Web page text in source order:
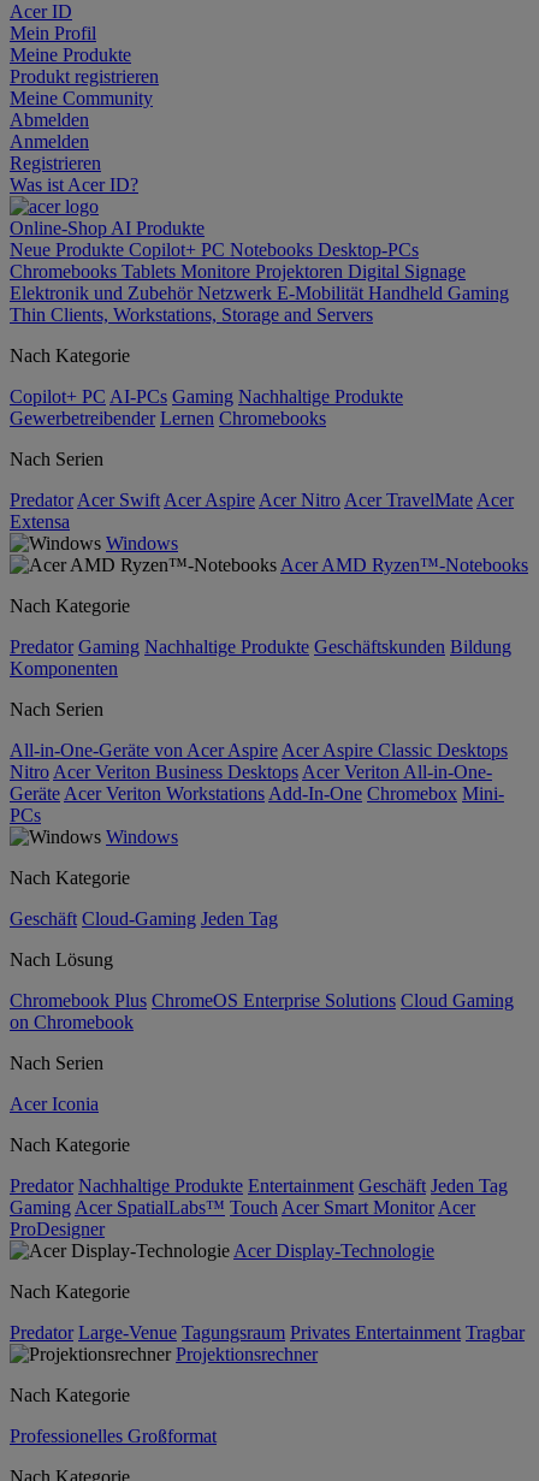
Acer ID
Mein Profil
Meine Produkte
Produkt registrieren
Meine Community
Abmelden
Anmelden
Registrieren
Was ist Acer ID?
Online-Shop AI Produkte
Neue Produkte Copilot+ PC Notebooks Desktop-PCs
Chromebooks Tablets Monitore Projektoren Digital Signage
Elektronik und ZubehörNetzwerk E-Mobilität Handheld Gaming
Thin Clients, Workstations, Storage and Servers
Nach Kategorie
Copilot+ PC AI-PCs Gaming Nachhaltige Produkte
Gewerbetreibender Lernen Chromebooks
Nach Serien
Predator Acer Swift Acer Aspire Acer Nitro Acer TravelMate Acer
Extensa
Windows
Acer AMD Ryzen™-Notebooks
Nach Kategorie
Predator Gaming Nachhaltige Produkte Geschäftskunden Bildung
Komponenten
Nach Serien
All-in-One-Geräte von Acer Aspire Acer Aspire Classic Desktops
Nitro Acer Veriton Business Desktops Acer Veriton All-in-One-
Geräte Acer Veriton Workstations Add-In-One Chromebox Mini-
PCs
Windows
Nach Kategorie
Geschäft Cloud-Gaming Jeden Tag
Nach Lösung
Chromebook Plus ChromeOS Enterprise Solutions Cloud Gaming
on Chromebook
Nach Serien
Acer Iconia
Nach Kategorie
Predator Nachhaltige Produkte Entertainment Geschäft Jeden Tag
Gaming Acer SpatialLabs™ Touch Acer Smart Monitor Acer
ProDesigner
Acer Display-Technologie
Nach Kategorie
Predator Large-Venue Tagungsraum Privates Entertainment Tragbar
Projektionsrechner
Nach Kategorie
Professionelles Großformat
Nach Kategorie